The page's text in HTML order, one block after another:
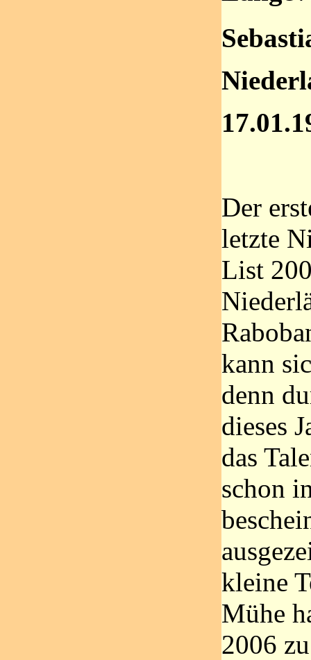
Der
letzte
List
kann
denn
dieses
das
schon
kleine
Mühe
2006